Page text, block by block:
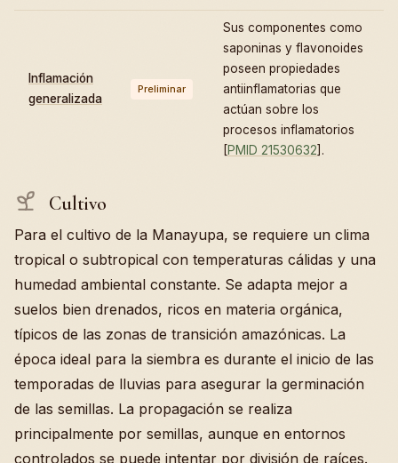
Inflamación
generalizada
Preliminar
Sus componentes como
saponinas y flavonoides
poseen propiedades
antiinflamatorias que
actúan sobre los
procesos inflamatorios
[PMID 21530632].
Cultivo
Para el cultivo de la Manayupa, se requiere un clima
tropical o subtropical con temperaturas cálidas y una
humedad ambiental constante. Se adapta mejor a
suelos bien drenados, ricos en materia orgánica,
típicos de las zonas de transición amazónicas. La
época ideal para la siembra es durante el inicio de las
temporadas de lluvias para asegurar la germinación
de las semillas. La propagación se realiza
principalmente por semillas, aunque en entornos
controlados se puede intentar por división de raíces.